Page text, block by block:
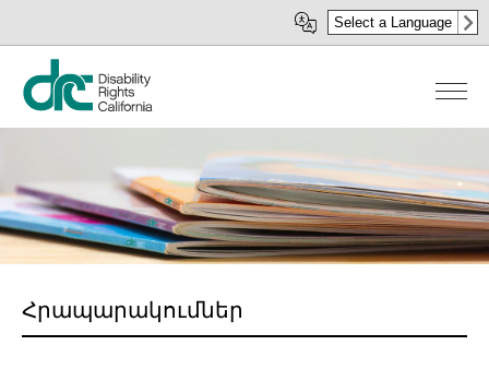
to
content
Select a Language
Հրապարակումներ